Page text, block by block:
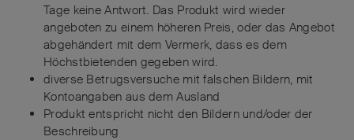
Tage keine Antwort. Das Produkt wird wieder
angeboten zu einem höheren Preis, oder das Angebot
abgehändert mit dem Vermerk, dass es dem
Höchstbietenden gegeben wird.
diverse Betrugsversuche mit falschen Bildern, mit
Kontoangaben aus dem Ausland
Produkt entspricht nicht den Bildern und/oder der
Beschreibung